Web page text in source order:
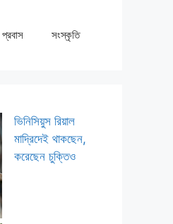
প্রবাস সংস্কৃতি
ভিনিসিয়ুস রিয়াল
মাদ্রিদেই থাকছেন,
করেছেন চুক্তিও